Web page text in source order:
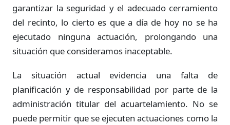
garantizar la seguridad y el adecuado cerramiento
del recinto, lo cierto es que a día de hoy no se ha
ejecutado ninguna actuación, prolongando una
situación que consideramos inaceptable.
La situación actual evidencia una falta de
planificación y de responsabilidad por parte de la
administración titular del acuartelamiento. No se
puede permitir que se ejecuten actuaciones como la